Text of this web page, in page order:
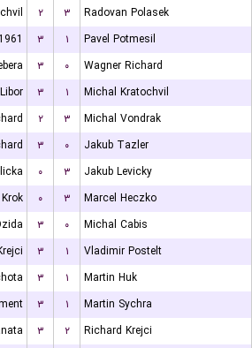
۲ ۳
Radovan Polasek
۳ ۱
Pavel Potmesil
۳ ۰
Wagner Richard
۳ ۱
Michal Kratochvil
۲ ۳
Michal Vondrak
۳ ۰
Jakub Tazler
۰ ۳
Jakub Levicky
۰ ۳
Marcel Heczko
۳ ۰
Michal Cabis
۳ ۱
Vladimir Postelt
۳ ۱
Martin Huk
۳ ۱
Martin Sychra
۳ ۲
Richard Krejci